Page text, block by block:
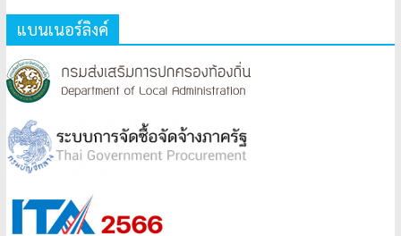
แบนเนอร์ลิงค์